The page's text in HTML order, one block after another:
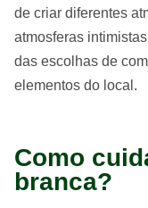
de criar diferentes
atmosferas
das escolhas de
elementos do local.
Como
branca?